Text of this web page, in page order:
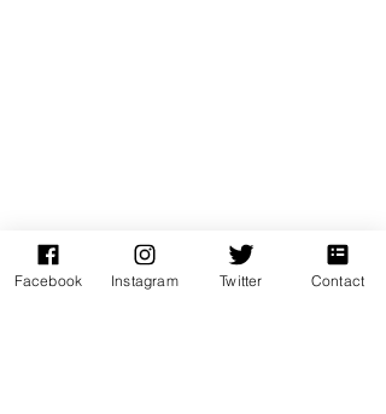
Facebook Instagram Twitter Contact